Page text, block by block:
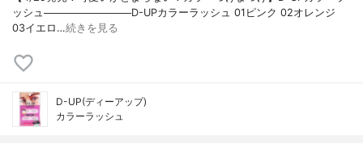
ッシュ────────────D-UPカラーラッシュ 01ピンク 02オレンジ
03イエロ…続きを見る
D-UP(ディーアップ)
カラーラッシュ